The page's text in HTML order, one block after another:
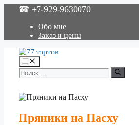
Перейти
содержимому
☎ +7-929-9630070
Обо мне
Заказ и цены
Меню
Поиск:
Пряники на Пасху